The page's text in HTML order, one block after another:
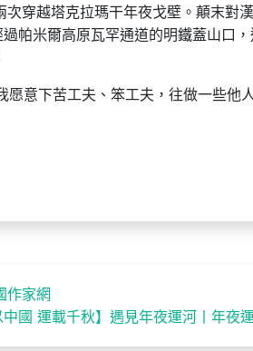
穿越塔克拉瑪干年夜戈壁。顛末對
帕米爾高原瓦罕通道的明鐵蓋山口
意下苦工夫、笨工夫，往做一些他
作家網
中國 運載千秋】遇見年夜運河丨年夜